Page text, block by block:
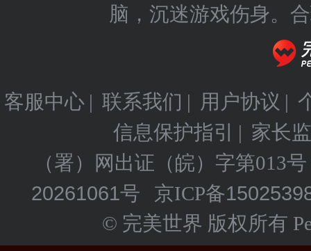
脑，沉迷游戏伤身。
客服中心 | 联系我们 | 用户协议 |
信息保护指引 | 家长
（署）网出证（皖）字第013号
20261061号 京ICP备
© 完美世界 版权所有